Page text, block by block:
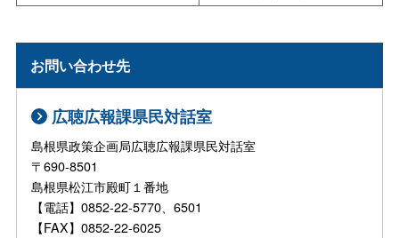
お問い合わせ先
広聴広報課県民対話室
島根県政策企画局広聴広報課県民対話室
〒690-8501
島根県松江市殿町１番地
【電話】0852-22-5770、6501
【FAX】0852-22-6025